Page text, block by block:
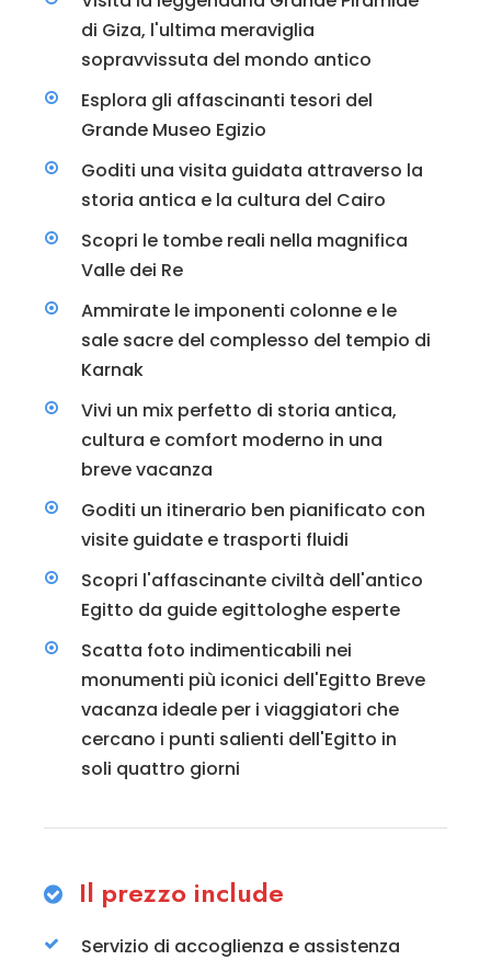
di Giza, l'ultima meraviglia
sopravvissuta del mondo antico
Esplora gli affascinanti tesori del
Grande Museo Egizio
Goditi una visita guidata attraverso la
storia antica e la cultura del Cairo
Scopri le tombe reali nella magnifica
Valle dei Re
Ammirate le imponenti colonne e le
sale sacre del complesso del tempio di
Karnak
Vivi un mix perfetto di storia antica,
cultura e comfort moderno in una
breve vacanza
Goditi un itinerario ben pianificato con
visite guidate e trasporti fluidi
Scopri l'affascinante civiltà dell'antico
Egitto da guide egittologhe esperte
Scatta foto indimenticabili nei
monumenti più iconici dell'Egitto Breve
vacanza ideale per i viaggiatori che
cercano i punti salienti dell'Egitto in
soli quattro giorni
Il prezzo include
Servizio di accoglienza e assistenza